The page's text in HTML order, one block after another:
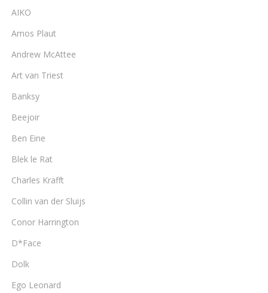
AIKO
Amos Plaut
Andrew McAttee
Art van Triest
Banksy
Beejoir
Ben Eine
Blek le Rat
Charles Krafft
Collin van der Sluijs
Conor Harrington
D*Face
Dolk
Ego Leonard